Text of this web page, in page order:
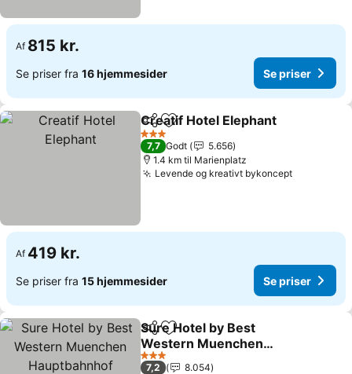
Af 815 kr.
Se priser fra 16 hjemmesider Se priser
Del Føj til favoritter
Creatif Hotel Elephant
3 Stjerner
7,7 Godt
5.656
1.4 km til Marienplatz
Levende og kreativt bykoncept
Af 419 kr.
Se priser fra 15 hjemmesider Se priser
Del Føj til favoritter
Sure Hotel by Best
Western Muenchen
Hauptbahnhof
3 Stjerner
7,2
8.054